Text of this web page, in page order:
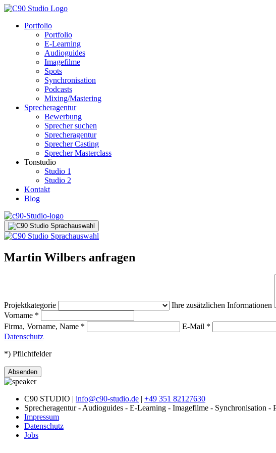
Portfolio
Portfolio
E-Learning
Audioguides
Imagefilme
Spots
Synchronisation
Podcasts
Mixing/Mastering
Sprecheragentur
Bewerbung
Sprecher suchen
Sprecheragentur
Sprecher Casting
Sprecher Masterclass
Tonstudio
Studio 1
Studio 2
Kontakt
Blog
Martin Wilbers anfragen
Projektkategorie
Ihre zusätzlichen Informationen
Vorname *
Firma, Vorname, Name * E-Mail *
Datenschutz
*) Pflichtfelder
Absenden
C90 STUDIO | info@c90-studio.de | +49 351 82127630
Sprecheragentur - Audioguides - E-Learning - Imagefilme - Synchronisation -
Impressum
Datenschutz
Jobs